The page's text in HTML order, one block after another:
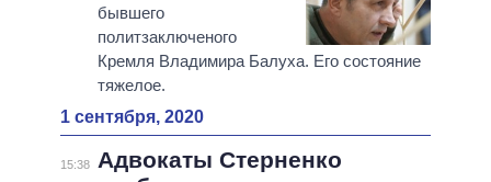
бывшего
политзаключеного
Кремля Владимира Балуха. Его состояние
тяжелое.
1 сентября, 2020
15:38
Адвокаты Стерненко